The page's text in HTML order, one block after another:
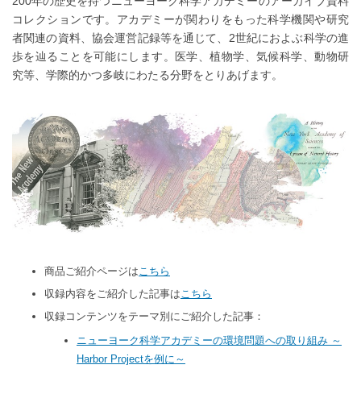
コレクションです。アカデミーが関わりをもった科学機関や研究
者関連の資料、協会運営記録等を通じて、2世紀におよぶ科学の進
歩を辿ることを可能にします。医学、植物学、気候科学、動物研
究等、学際的かつ多岐にわたる分野をとりあげます。
商品ご紹介ページは こちら
収録内容をご紹介した記事は こちら
収録コンテンツをテーマ別にご紹介した記事：
ニューヨーク科学アカデミーの環境問題への取り組み ～
Harbor Projectを例に～